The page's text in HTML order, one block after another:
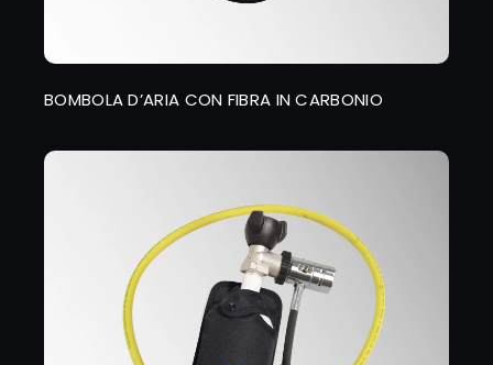
BOMBOLA D’ARIA CON FIBRA IN CARBONIO